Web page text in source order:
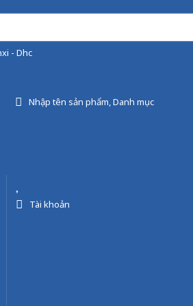
- Dhc
Nhập tên sản phẩm, Danh mục
Tài khoản